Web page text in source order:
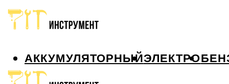
АККУМУЛЯТОРНЫЙЭЛЕКТРО